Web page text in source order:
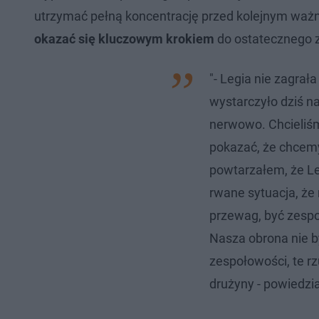
utrzymać pełną koncentrację przed kolejnym
okazać się kluczowym krokiem do ostatecznego
"- Legia nie
wystarczyło dziś
nerwowo.
pokazać, że
powtarzałem, że
rwane sytuacja,
przewag, być
Nasza obrona nie
zespołowości, te
drużyny -